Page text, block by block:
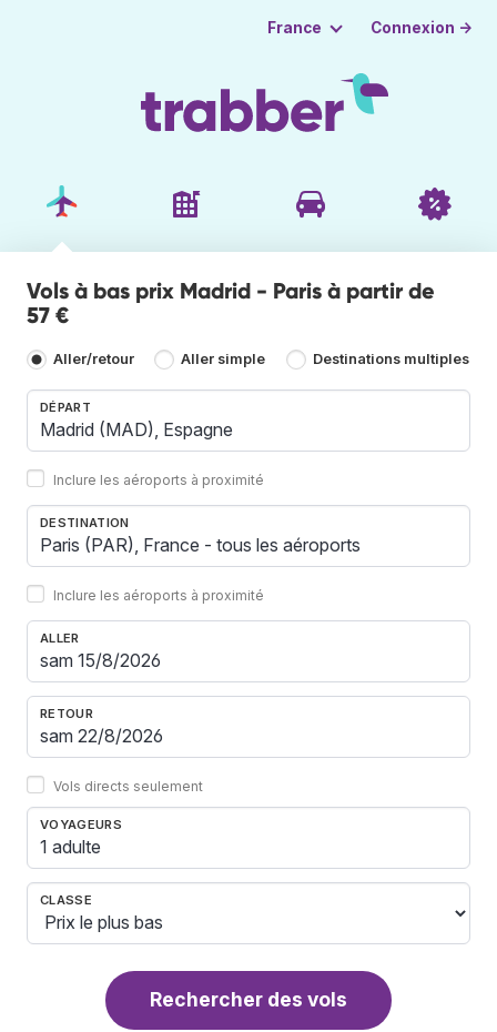
France Connexion →
Vols à bas prix Madrid - Paris à partir de
57 €
Aller/retour Aller simple Destinations multiples
DÉPART
Inclure les aéroports à proximité
DESTINATION
Inclure les aéroports à proximité
ALLER
RETOUR
Vols directs seulement
VOYAGEURS
1 adulte
CLASSE
Rechercher des vols